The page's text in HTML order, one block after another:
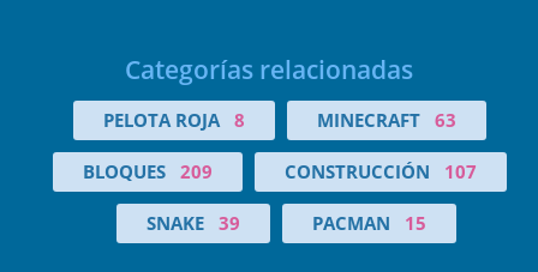
Categorías relacionadas
PELOTA ROJA 8 MINECRAFT 63
BLOQUES 209 CONSTRUCCIÓN 107
SNAKE 39 PACMAN 15